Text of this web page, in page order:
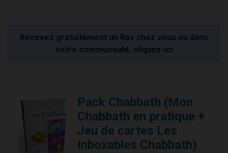
Recevez gratuitement un Rav chez vous ou dans
votre communauté, cliquez-ici
Pack Chabbath (Mon
Chabbath en pratique +
Jeu de cartes Les
Inboxables Chabbath)